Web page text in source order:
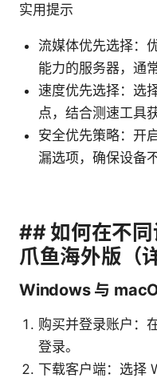
实用提示
流媒体优先选择：
能力的服务器，通
速度优先选择：选
点，结合测速工具
安全优先策略：开
漏选项，确保设备
## 如何在不
爪鱼海外版（
Windows 与
购买并登录账户：
登录。
下载客户端：选择